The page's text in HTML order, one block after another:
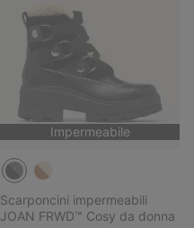
Impermeabile
Scarponcini impermeabili
JOAN FRWD™ Cosy da donna